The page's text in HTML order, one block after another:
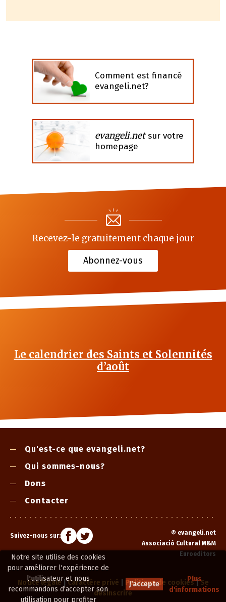
Notre site utilise des cookies
pour améliorer l'expérience de
l'utilisateur et nous
recommandons d'accepter son
utilisation pour profiter
J'accepte
Plus
d'informations
Comment est financé
evangeli.net?
evangeli.netsur votre
homepage
Recevez-le gratuitement chaque jour
Abonnez-vous
Le calendrier des Saints et Solennités
d’août
Qu'est-ce que evangeli.net?
Qui sommes-nous?
Dons
Contacter
Suivez-nous sur: © evangeli.net
Associació Cultural M&M
Euroeditors
Notice légale|Caractère privé Politique de cookies|Se
désinscrire